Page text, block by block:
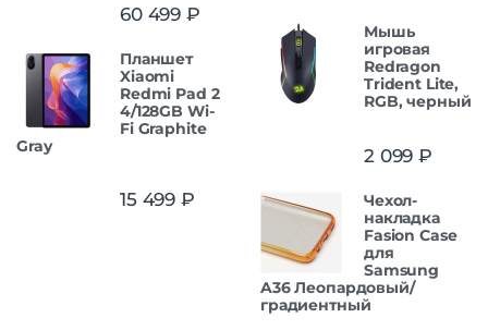
60 499 ₽
Планшет
Xiaomi
Redmi Pad 2
4/128GB Wi-
Fi Graphite
Gray
15 499 ₽
Мышь
игровая
Redragon
Trident Lite,
RGB, черный
2 099 ₽
Чехол-
накладка
Fasion Case
для
Samsung
A36 Леопардовый/
градиентный